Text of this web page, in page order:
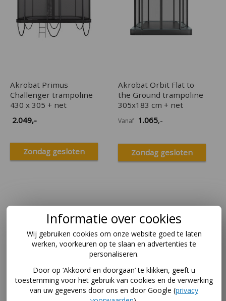
Akrobat Primus
Challenger trampoline
430 x 305 + net
2.049,-
Zondag gesloten
Akrobat Orbit Flat to
the Ground trampoline
305x183 cm + net
Vanaf 1.065,-
Zondag gesloten
Informatie over cookies
Wij gebruiken cookies om onze website goed te laten
werken, voorkeuren op te slaan en advertenties te
personaliseren.
Door op ‘Akkoord en doorgaan’ te klikken, geeft u
toestemming voor het gebruik van cookies en de verwerking
van uw gegevens door ons en door Google (privacy